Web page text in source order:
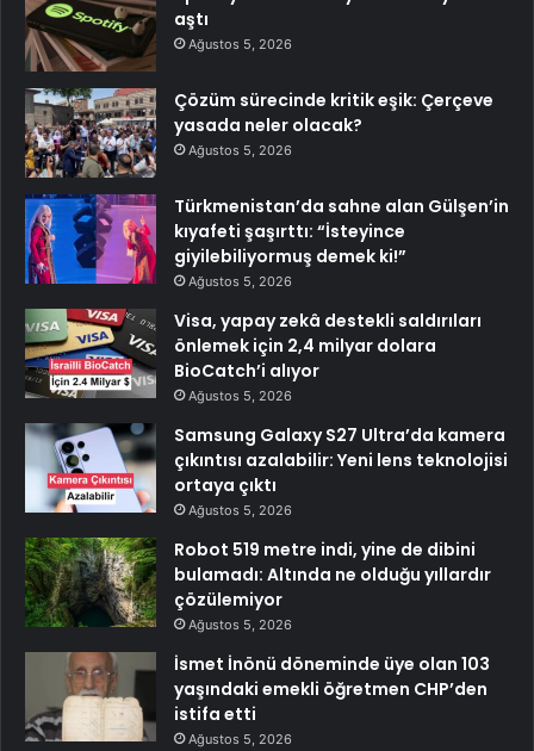
aştı
Ağustos 5, 2026
Çözüm sürecinde kritik eşik: Çerçeve
yasada neler olacak?
Ağustos 5, 2026
Türkmenistan’da sahne alan Gülşen’in
kıyafeti şaşırttı: “İsteyince
giyilebiliyormuş demek ki!”
Ağustos 5, 2026
Visa, yapay zekâ destekli saldırıları
önlemek için 2,4 milyar dolara
BioCatch’i alıyor
Ağustos 5, 2026
Samsung Galaxy S27 Ultra’da kamera
çıkıntısı azalabilir: Yeni lens teknolojisi
ortaya çıktı
Ağustos 5, 2026
Robot 519 metre indi, yine de dibini
bulamadı: Altında ne olduğu yıllardır
çözülemiyor
Ağustos 5, 2026
İsmet İnönü döneminde üye olan 103
yaşındaki emekli öğretmen CHP’den
istifa etti
Ağustos 5, 2026